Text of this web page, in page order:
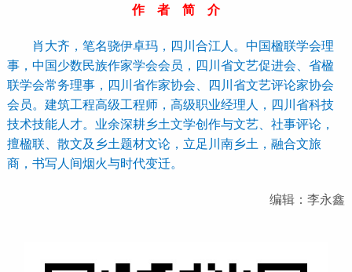
作 者 简 介
肖大齐，笔名骁伊卓玛，四川合江人。中国楹联学会理
事，中国少数民族作家学会会员，四川省文艺促进会、省楹
联学会常务理事，四川省作家协会、四川省文艺评论家协会
会员。建筑工程高级工程师，高级职业经理人，四川省科技
技术技能人才。业余深耕乡土文学创作与文艺、社事评论，
擅楹联、散文及乡土题材文论，立足川南乡土，融合文旅
商，书写人间烟火与时代变迁。
编辑：李永鑫